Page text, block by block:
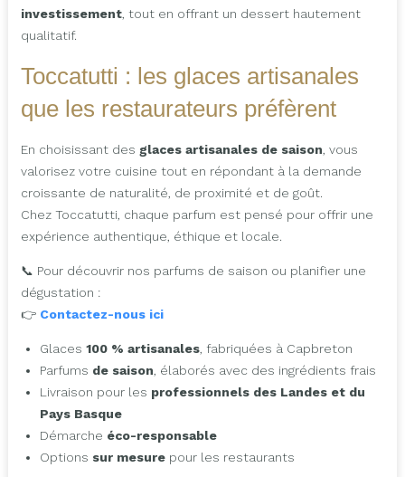
investissement , tout en offrant un dessert hautement
qualitatif.
Toccatutti : les glaces artisanales
que les restaurateurs préfèrent
En choisissant des glaces artisanales de saison , vous
valorisez votre cuisine tout en répondant à la demande
croissante de naturalité, de proximité et de goût.
Chez Toccatutti, chaque parfum est pensé pour offrir une
expérience authentique, éthique et locale.
📞 Pour découvrir nos parfums de saison ou planifier une
dégustation :
👉 Contactez-nous ici
Glaces 100 % artisanales , fabriquées à Capbreton
Parfums de saison , élaborés avec des ingrédients frais
Livraison pour les professionnels des Landes et du
Pays Basque
Démarche éco-responsable
Options sur mesure pour les restaurants